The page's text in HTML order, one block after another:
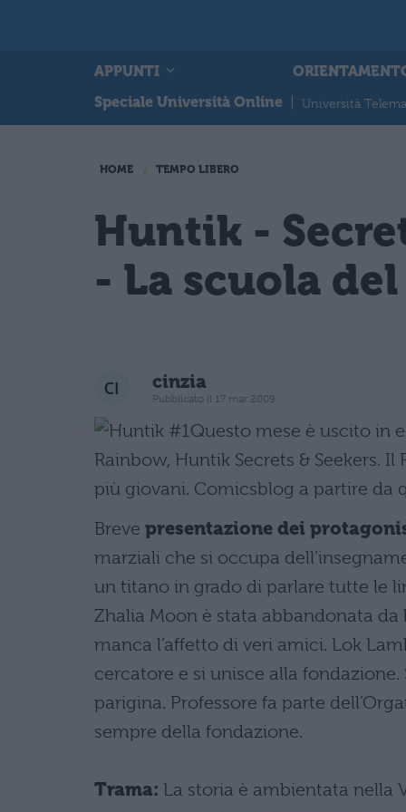
APPUNTI
Speciale Università Online
Università
HOME TEMPO LIBERO
Huntik -
- La scuola
cinzia
Pubblicato il 17 mar 2009
Questo mese è uscito in
Rainbow, Huntik Secrets & Seekers.
più giovani. Comicsblog a partire da
Breve presentazione dei
marziali che si occupa
un titano in grado di parlare tutte le
Zhalia Moon è stata abbandonata
manca l’affetto di veri amici. Lok
cercatore e si unisce alla
parigina. Professore fa parte
sempre della fondazione.
Trama: La storia è ambientata nella